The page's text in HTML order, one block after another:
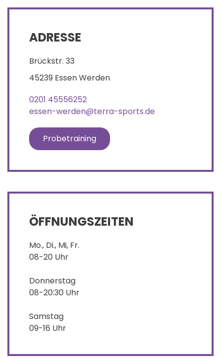
ADRESSE
Brückstr. 33
45239 Essen Werden
0201 45556252
essen-werden@terra-sports.de
Probetraining
ÖFFNUNGSZEITEN
Mo., Di., Mi, Fr.
08-20 Uhr
Donnerstag
08-20:30 Uhr
Samstag
09-16 Uhr